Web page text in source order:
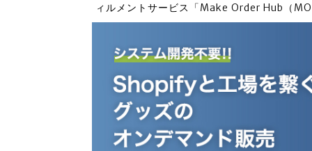
ィルメントサービス「Make Order Hub（